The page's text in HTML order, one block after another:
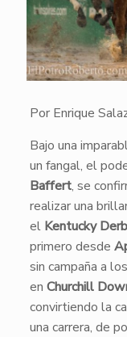
Por Enrique
​Bajo una
un fangal, el
Baffert, se
realizar una
el Kentucky
primero desde
sin campaña a
en Churchill
convirtiendo la
una carrera, de